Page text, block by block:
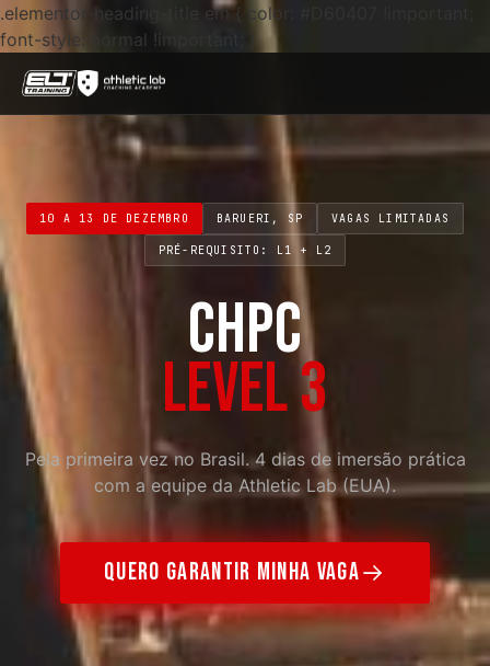
.elementor-heading-title em { color: #D60407 !important;
font-style: normal !important; }
10 A 13 DE DEZEMBRO BARUERI, SP VAGAS LIMITADAS
PRÉ-REQUISITO: L1 + L2
CHPC
LEVEL 3
Pela primeira vez no Brasil. 4 dias de imersão prática
com a equipe da Athletic Lab (EUA).
QUERO GARANTIR MINHA VAGA